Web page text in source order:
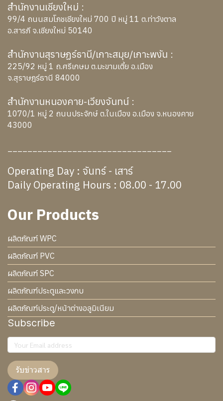
สำนักงานเชียงใหม่ :
99/4 ถนนสมโภชเชียงใหม่ 700 ปี หมู่ 11 ต.ท่าวังตาล
อ.สารภี จ.เชียงใหม่ 50140
สำนักงานสุราษฏร์ธานี/เกาะสมุย/เกาะพงัน :
225/92 หมู่ 1 ถ.ศรีเกษม ต.มะขามเตี้ย อ.เมือง
จ.สุราษฎร์ธานี 84000
สำนักงานหนองคาย-เวียงจันทน์ :
1070/1 หมู่ 2 ถนนประจักษ์ ต.ในเมือง อ.เมือง จ.หนองคาย
43000
Operating Day : จันทร์ - เสาร์
Daily Operating Hours : 08.00 - 17.00
Our Products
ผลิตภัณฑ์ WPC
ผลิตภัณฑ์ PVC
ผลิตภัณฑ์ SPC
ผลิตภัณฑ์ประตูและวงกบ
ผลิตภัณฑ์ประตู/หน้าต่างอลูมิเนียม
Subscribe
รับข่าวสาร